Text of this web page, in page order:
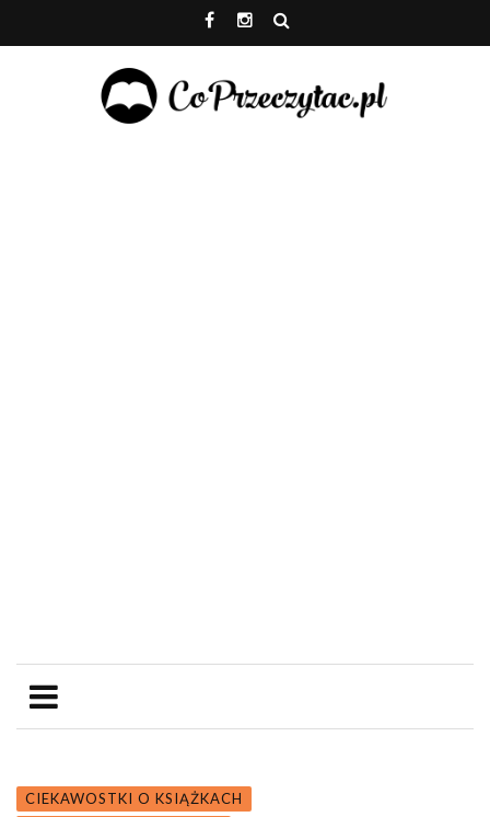
CIEKAWOSTKI O KSIĄŻKACH